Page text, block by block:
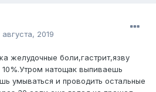
августа, 2019
желудочные боли,гастрит,язву
натощак выпиваешь
умываться и проводить остальные